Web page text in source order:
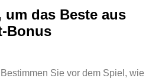
das Beste aus
Bestimmen Sie vor dem Spiel, wie